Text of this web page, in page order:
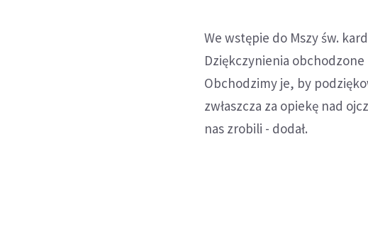
We wstępie do Mszy św.
Dziękczynienia
Obchodzimy je, by
zwłaszcza za opiekę nad
nas zrobili - dodał.